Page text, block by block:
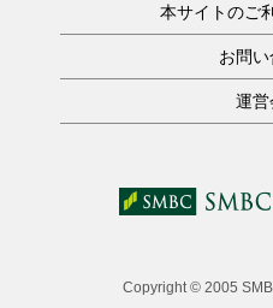
本サイトのご
お問
運営
Copyright © 2005